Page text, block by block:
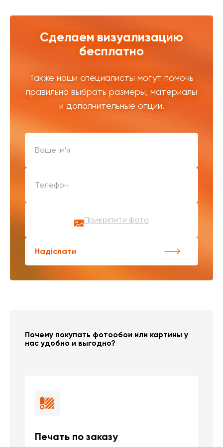
Сделаем визуализацию
бесплатно
Также наши специалисты могут помочь
правильно выбрать размеры, материалы
и дополнительные опции.
Прикріпити фото
Надіслати
Почему покупать фотообои или картины у
нас удобно и выгодно?
Печать по заказу